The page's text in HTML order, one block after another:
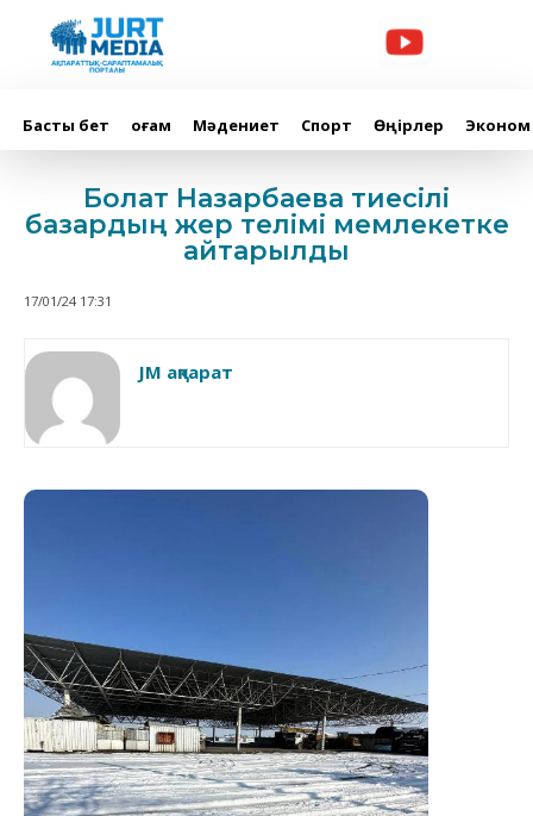
Басты бет Қоғам Мәдениет Спорт Өңірлер
Болат Назарбаевқа тиесілі
базардың жер телімі мемлекетке
қайтарылды
17/01/24 17:31
JM ақпарат